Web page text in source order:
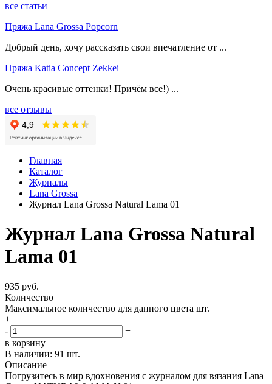
все статьи
Пряжа Lana Grossa Popcorn
Добрый день, хочу рассказать свои впечатление от ...
Пряжа Katia Concept Zekkei
Очень красивые оттенки! Причём все!) ...
все отзывы
Главная
Каталог
Журналы
Lana Grossa
Журнал Lana Grossa Natural Lama 01
Журнал Lana Grossa Natural
Lama 01
935 руб.
Количество
Максимальное количество для данного цвета шт.
+
-
+
в корзину
В наличии: 91 шт.
Описание
Погрузитесь в мир вдохновения с журналом для вязания Lana